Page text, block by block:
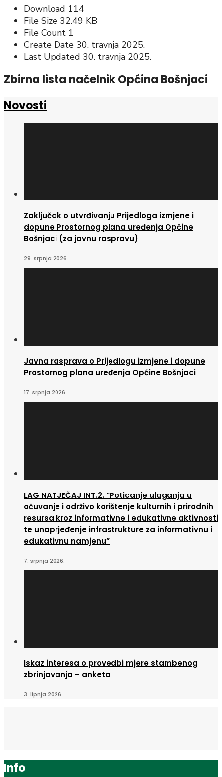
Download 114
File Size 32.49 KB
File Count 1
Create Date 30. travnja 2025.
Last Updated 30. travnja 2025.
Zbirna lista načelnik Općina Bošnjaci
Novosti
Zaključak o utvrđivanju Prijedloga izmjene i
dopune Prostornog plana uređenja Općine
Bošnjaci (za javnu raspravu)
29. srpnja 2026.
Javna rasprava o Prijedlogu izmjene i dopune
Prostornog plana uređenja Općine Bošnjaci
17. srpnja 2026.
LAG NATJEČAJ INT.2. “Poticanje ulaganja u
očuvanje i održivo korištenje kulturnih i prirodnih
resursa kroz informativne i edukativne aktivnosti
te unaprjeđenje infrastrukture za informativnu i
edukativnu namjenu”
7. srpnja 2026.
Iskaz interesa o provedbi mjere stambenog
zbrinjavanja – anketa
3. lipnja 2026.
Info